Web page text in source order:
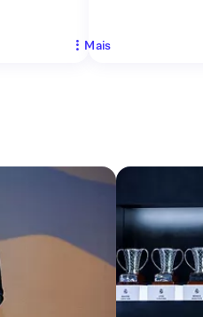
Mais